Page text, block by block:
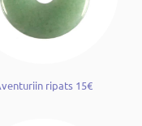
ripats 15€